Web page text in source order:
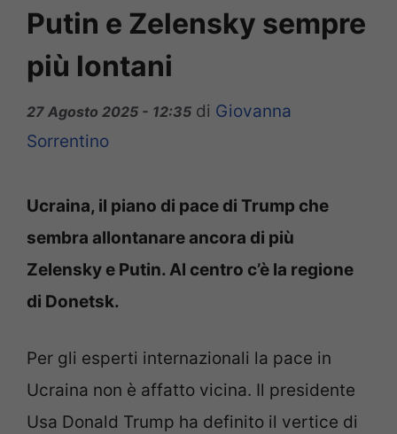
Putin e Zelensky sempre
più lontani
27 Agosto 2025 - 12:35 di Giovanna
Sorrentino
Ucraina, il piano di pace di Trump che
sembra allontanare ancora di più
Zelensky e Putin. Al centro c’è la regione
di Donetsk.
Per gli esperti internazionali la pace in
Ucraina non è affatto vicina. Il presidente
Usa Donald Trump ha definito il vertice di